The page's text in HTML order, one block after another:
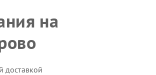
на
доставкой